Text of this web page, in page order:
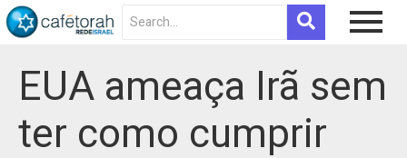
EUA ameaça Irã sem
ter como cumprir